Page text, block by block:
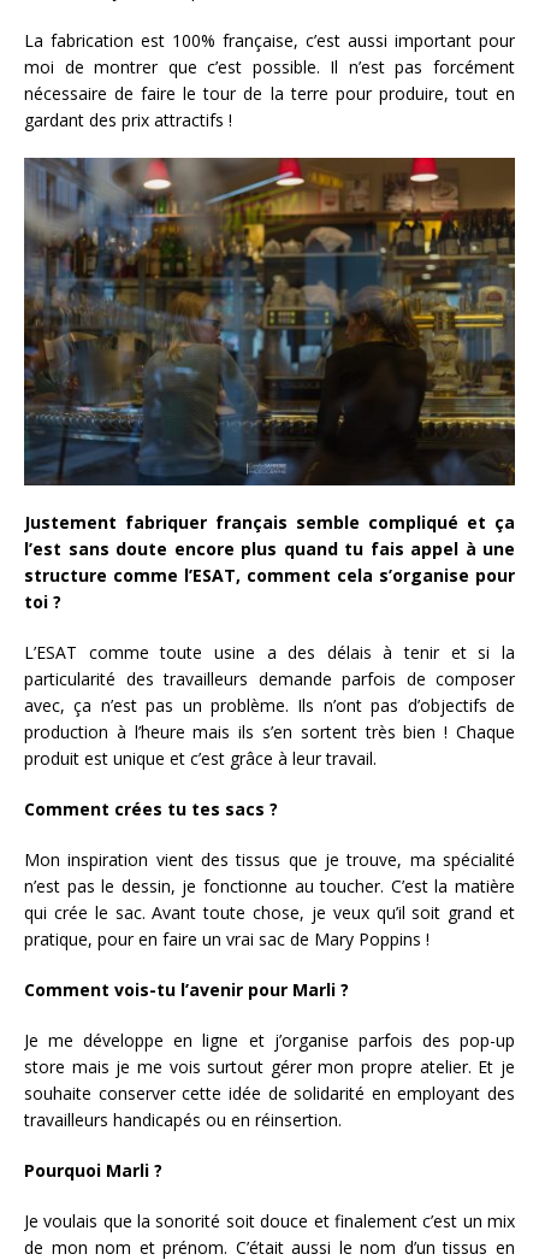
La fabrication est 100% française, c’est aussi important pour
moi de montrer que c’est possible. Il n’est pas forcément
nécessaire de faire le tour de la terre pour produire, tout en
gardant des prix attractifs !
Justement fabriquer français semble compliqué et ça
l’est sans doute encore plus quand tu fais appel à une
structure comme l’ESAT, comment cela s’organise pour
toi ?
L’ESAT comme toute usine a des délais à tenir et si la
particularité des travailleurs demande parfois de composer
avec, ça n’est pas un problème. Ils n’ont pas d’objectifs de
production à l’heure mais ils s’en sortent très bien ! Chaque
produit est unique et c’est grâce à leur travail.
Comment crées tu tes sacs ?
Mon inspiration vient des tissus que je trouve, ma spécialité
n’est pas le dessin, je fonctionne au toucher. C’est la matière
qui crée le sac. Avant toute chose, je veux qu’il soit grand et
pratique, pour en faire un vrai sac de Mary Poppins !
Comment vois-tu l’avenir pour Marli ?
Je me développe en ligne et j’organise parfois des pop-up
store mais je me vois surtout gérer mon propre atelier. Et je
souhaite conserver cette idée de solidarité en employant des
travailleurs handicapés ou en réinsertion.
Pourquoi Marli ?
Je voulais que la sonorité soit douce et finalement c’est un mix
de mon nom et prénom. C’était aussi le nom d’un tissus en